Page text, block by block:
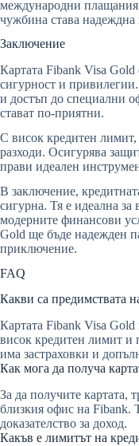
международни
чужбина става надеждна
Заключение
Картата Fibank Visa Gold
сигурност и
и достъп до специални
стават по-приятни.
С висок кредитен лимит,
разходи. Осигурява
прави идеален
В заключение,
сигурна. Тя е идеална за
модерните финансови
Gold ще бъде надежден
приключение.
FAQ
Какви са предимствата
Картата Fibank Visa
висок кредитен лимит и
има застраховки и
Как мога да получа
За да получите картата,
близкия офис на Fibank.
доказателство за доход.
Какъв е лимитът на